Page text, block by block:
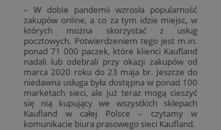
– W dobie pandemii wzrosła popularność
zakupów online, a co za tym idzie miejsc, w
których można skorzystać z usług
pocztowych. Potwierdzeniem tego jest m.in.
ponad 71 000 paczek, które klienci Kaufland
nadali lub odebrali przy okazji zakupów od
marca 2020 roku do 23 maja br. Jeszcze do
niedawna usługa była dostępna w ponad 100
marketach sieci, ale już teraz mogą cieszyć
się nią kupujący we wszystkich sklepach
Kaufland w całej Polsce – czytamy w
komunikacie biura prasowego sieci Kaufland.